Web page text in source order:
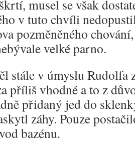
musel se však
v tuto chvíli
pozměněného
velké parno.
stále v úmyslu Rudolfa
příliš vhodné a to z
přidaný jed do
záhy. Pouze
bazénu.